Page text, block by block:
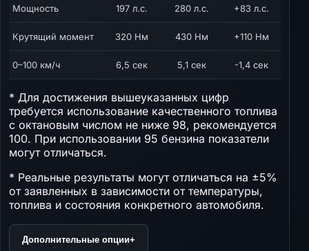
Мощность 197 л.с. 280 л.с. +83 л.с.
Крутящий момент 320 Нм 430 Нм +110 Нм
0–100 км/ч 6,5 сек 5,1 сек -1,4 сек
* Для достижения вышеуказанных цифр
требуется использование качественного топлива
с октановым числом не ниже 98, рекомендуется
100. При использовании 95 бензина показатели
могут отличаться.
* Реальные результаты могут отличаться на ±5%
от заявленных в зависимости от температуры,
топлива и состояния конкретного автомобиля.
Дополнительные опции+